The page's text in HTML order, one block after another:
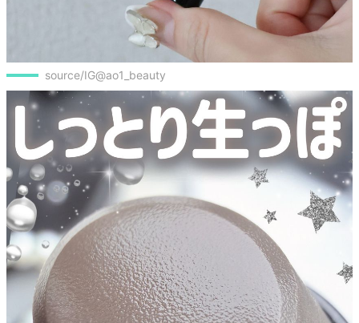
source/IG@ao1_beauty